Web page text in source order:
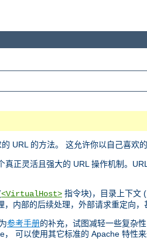
URL 的方法。 这允许你以自己喜欢
正灵活且强大的 URL 操作机制。
<VirtualHost> 指令块)，目录上下文 (
内部的后续处理，外部请求重定向
参考手册的补充，试图减轻一些复杂
可以使用其它标准的 Apache 特性来